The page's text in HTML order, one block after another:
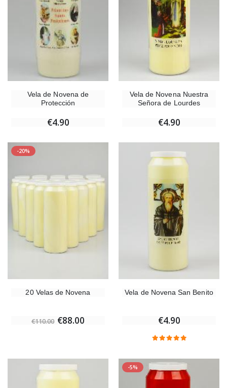
Vela de Novena de
Protección
€4.90
Vela de Novena Nuestra
Señora de Lourdes
€4.90
-20%
20 Velas de Novena
€110.00 €88.00
Vela de Novena San Benito
€4.90
-5%